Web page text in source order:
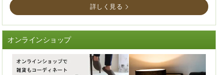
詳しく見る
オンラインショップ